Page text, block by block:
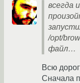
всегда
/opt/
файл…
Всю
Сначала